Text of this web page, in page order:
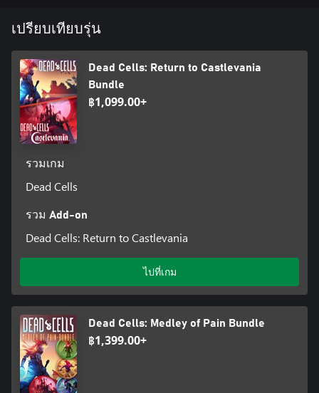
เปรียบเทียบรุ่น
Dead Cells: Return to Castlevania
Bundle
฿1,099.00+
รวมเกม
Dead Cells
รวม Add-on
Dead Cells: Return to Castlevania
ไปที่เกม
Dead Cells: Medley of Pain Bundle
฿1,399.00+